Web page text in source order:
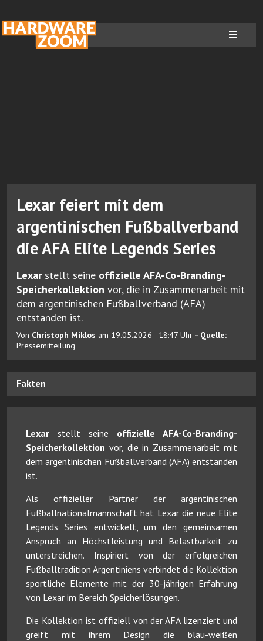
Lexar feiert mit dem
argentinischen Fußballverband
die AFA Elite Legends Series
Lexarstellt seine offizielle AFA-Co-Branding-
Speicherkollektion vor, die in Zusammenarbeit mit
dem argentinischen Fußballverband (AFA)
entstanden ist.
Von Christoph Miklos am 19.05.2026 - 18:47 Uhr - Quelle:
Pressemitteilung
Fakten
Lexar stellt seine offizielle AFA-Co-Branding-
Speicherkollektion vor, die in Zusammenarbeit mit
dem argentinischen Fußballverband (AFA) entstanden
ist.
Als offizieller Partner der argentinischen
Fußballnationalmannschaft hat Lexar die neue Elite
Legends Series entwickelt, um den gemeinsamen
Anspruch an Höchstleistung und Belastbarkeit zu
unterstreichen. Inspiriert von der erfolgreichen
Fußballtradition Argentiniens verbindet die Kollektion
sportliche Elemente mit der 30-jährigen Erfahrung
von Lexar im Bereich Speicherlösungen.
Die Kollektion ist offiziell von der AFA lizenziert und
greift mit ihrem Design die blau-weißen